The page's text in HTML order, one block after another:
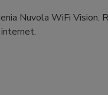
Nuvola WiFi Vision.